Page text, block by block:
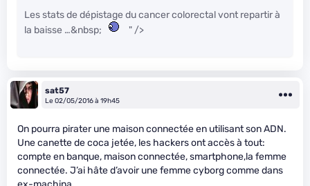
Les stats de dépistage du cancer colorectal vont repartir à
la baisse …&nbsp;
" />
sat57
Le 02/05/2016 à 19h45
On pourra pirater une maison connectée en utilisant son ADN.
Une canette de coca jetée, les hackers ont accès à tout:
compte en banque, maison connectée, smartphone,la femme
connectée. J’ai hâte d’avoir une femme cyborg comme dans